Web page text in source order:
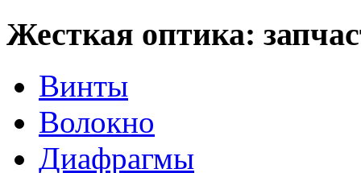
Жесткая оптика:
Винты
Волокно
Диафрагмы